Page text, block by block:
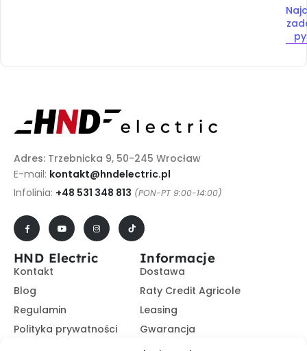
Adres: Trzebnicka 9, 50-245 Wrocław
E-mail: kontakt@hndelectric.pl
Infolinia: +48 531 348 813 (PON-PT 9:00-14:00)
HND Electric
Kontakt
Blog
Regulamin
Polityka prywatności
Informacje
Dostawa
Raty Credit Agricole
Leasing
Gwarancja